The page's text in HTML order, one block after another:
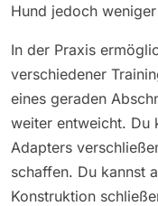
Hund jedoch
In der Praxis
verschiedener
eines geraden
weiter entweicht. Du
Adapters
schaffen. Du kannst
Konstruktion